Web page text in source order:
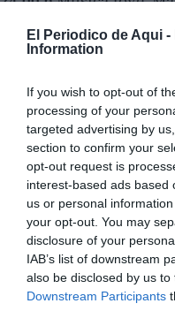
El Periodico de Aqui -
Information
If you wish to opt-out of
processing of your
targeted advertising by
section to confirm your
opt-out request is
interest-based ads based
us or personal
your opt-out. You may
disclosure of your
IAB’s list of downstream
also be disclosed by us
Downstream Participants
Tour', al parc de